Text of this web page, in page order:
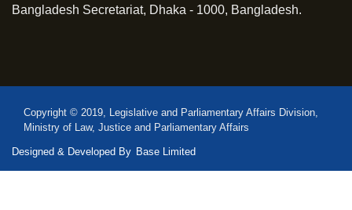
Bangladesh Secretariat, Dhaka - 1000, Bangladesh.
Copyright © 2019, Legislative and Parliamentary Affairs Division,
Ministry of Law, Justice and Parliamentary Affairs
Designed & Developed By Base Limited